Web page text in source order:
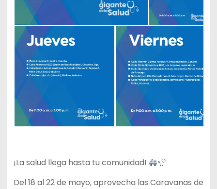
¡La salud llega hasta tu comunidad!
Del 18 al 22 de mayo, aprovecha las Caravanas de